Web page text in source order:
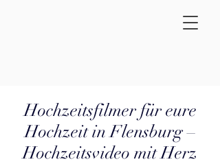
Hochzeitsfilmer für eure
Hochzeit in Flensburg –
Hochzeitsvideo mit Herz